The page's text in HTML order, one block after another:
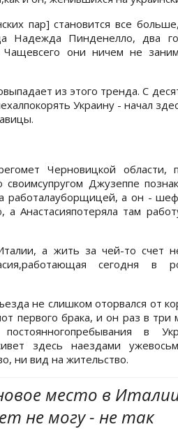
пар] становится все
Надежда Пинденелло, два
они ничем не
из этого тренда. С
Украину - начал
Черновицкой области,
Джузеппе
работалауборщицей, а он -
Анастасияпотеряла там
а жить за чей-то счет
сегодня в
не слишком оторвался от
первого брака, и он раз в три
в
здесь наездами
ни вид на жительство.
место в
не могу - не так